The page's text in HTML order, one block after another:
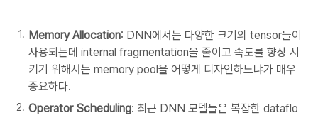
Memory Allocation: DNN에서는 다양한 크기의 tensor들이
사용되는데 internal fragmentation을 줄이고 속도를 향상 시
키기 위해서는 memory pool을 어떻게 디자인하느냐가 매우
중요하다.
Operator Scheduling: 최근 DNN 모델들은 복잡한 dataflo